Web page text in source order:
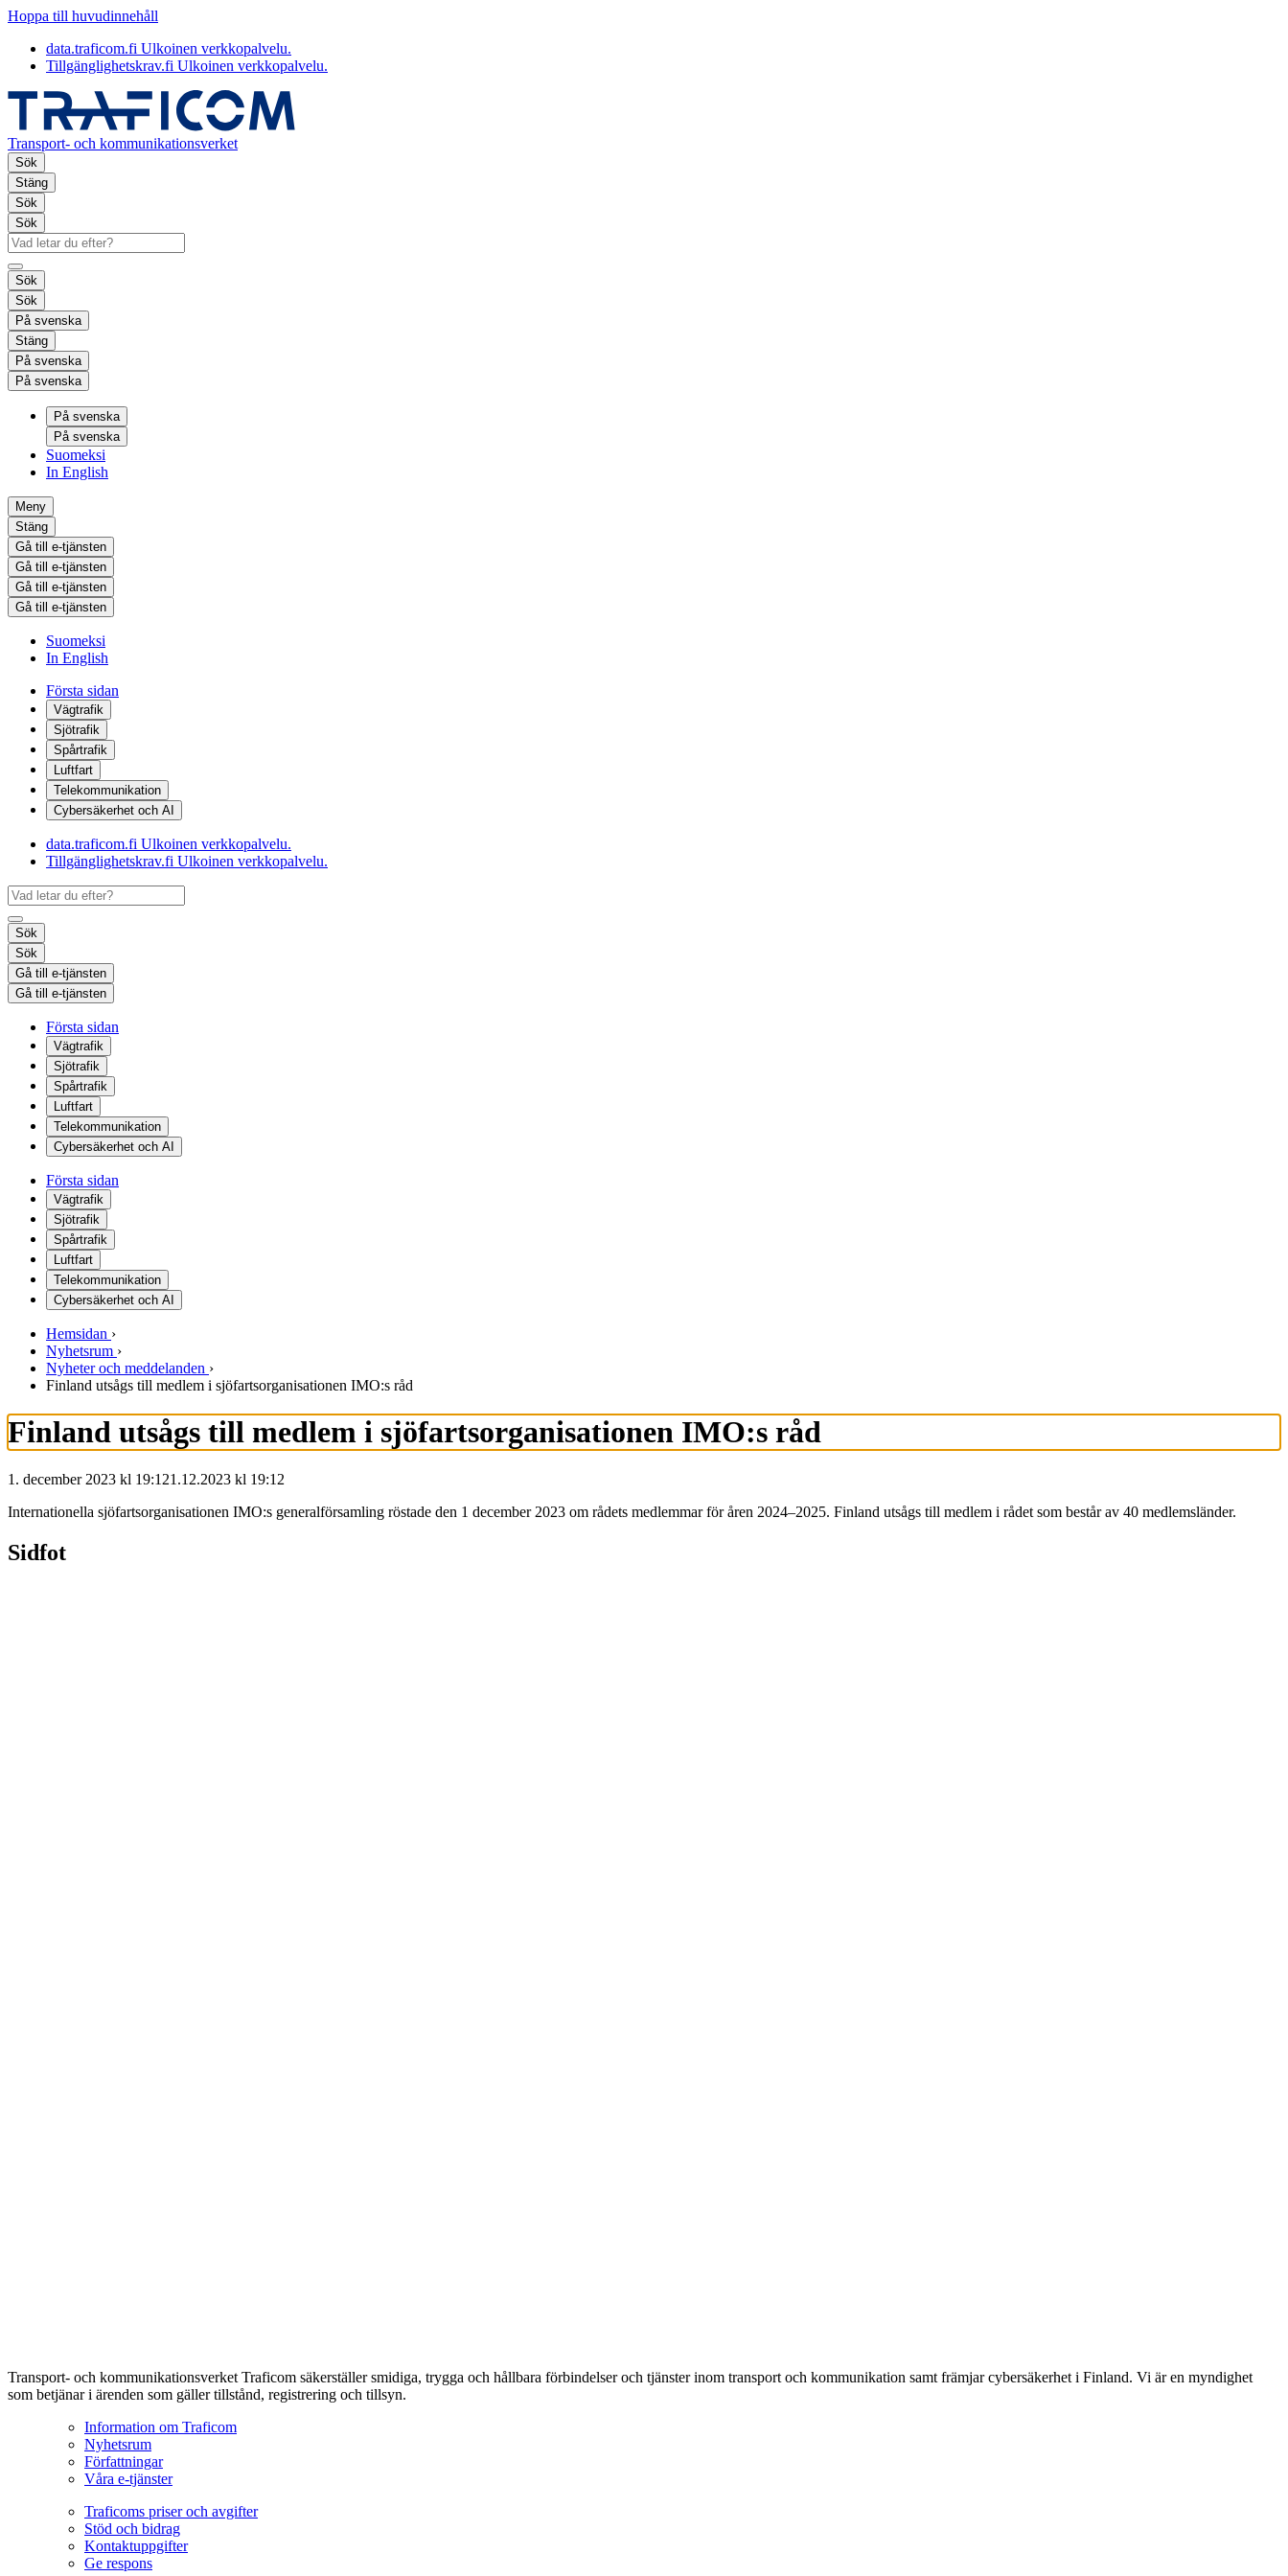
Hoppa till huvudinnehåll
data.traficom.fi Ulkoinen verkkopalvelu.
Tillgänglighetskrav.fi Ulkoinen verkkopalvelu.
Transport- och kommunikationsverket
Sök
Stäng
Sök
Sök
Sök
Sök
På svenska
Stäng
På svenska
På svenska
På svenska
På svenska
Suomeksi
In English
Meny
Stäng
Gå till e-tjänsten
Gå till e-tjänsten
Gå till e-tjänsten
Gå till e-tjänsten
Suomeksi
In English
Första sidan
Vägtrafik
Sjötrafik
Spårtrafik
Luftfart
Telekommunikation
Cybersäkerhet och AI
data.traficom.fi Ulkoinen verkkopalvelu.
Tillgänglighetskrav.fi Ulkoinen verkkopalvelu.
Sök
Sök
Gå till e-tjänsten
Gå till e-tjänsten
Första sidan
Vägtrafik
Sjötrafik
Spårtrafik
Luftfart
Telekommunikation
Cybersäkerhet och AI
Första sidan
Vägtrafik
Sjötrafik
Spårtrafik
Luftfart
Telekommunikation
Cybersäkerhet och AI
Hemsidan ›
Nyhetsrum ›
Nyheter och meddelanden ›
Finland utsågs till medlem i sjöfartsorganisationen IMO:s råd
Finland utsågs till medlem i sjöfartsorganisationen IMO:s råd
1. december 2023 kl 19:121.12.2023 kl 19:12
Internationella sjöfartsorganisationen IMO:s generalförsamling röstade den 1 december 2023 om rådets medlemmar för åren 2024–2025. Finland utsågs till medlem i rådet som består av 40 medlemsländer.
Sidfot
Transport- och kommunikationsverket Traficom säkerställer smidiga, trygga och hållbara förbindelser och tjänster inom transport och kommunikation samt främjar cybersäkerhet i Finland. Vi är en myndighet
som betjänar i ärenden som gäller tillstånd, registrering och tillsyn.
Information om Traficom
Nyhetsrum
Författningar
Våra e-tjänster
Traficoms priser och avgifter
Stöd och bidrag
Kontaktuppgifter
Ge respons